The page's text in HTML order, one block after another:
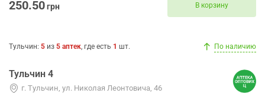
250.50грн В корзину
Тульчин: 5 из 5 аптек, где есть 1 шт. По наличию
Тульчин 4
г. Тульчин, ул. Николая Леонтовича, 46